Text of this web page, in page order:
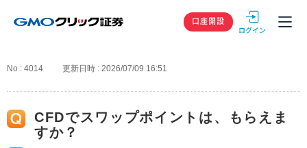
GMOクリック
口座開設
No : 4014 更新日時 : 2026/07/09 16:51
CFDでスワップポイントは、もらえま
すか？